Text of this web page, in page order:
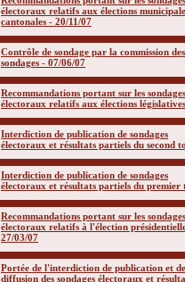
électoraux relatifs aux élections
cantonales - 20/11/07
Contrôle de sondage par la commission des
sondages - 07/06/07
Recommandations portant sur les sondages
électoraux relatifs aux élections législatives
Interdiction de publication de sondages
électoraux et résultats partiels du second
Interdiction de publication de sondages
électoraux et résultats partiels du premier
Recommandations portant sur les sondages
électoraux relatifs à l'élection
27/03/07
Portée de l'interdiction de publication et de
diffusion des sondages électoraux et